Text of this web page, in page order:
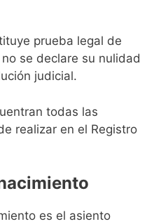
prueba legal de
se declare su nulidad
judicial.
todas las
realizar en el Registro
es el asiento